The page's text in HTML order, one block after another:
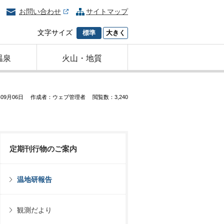
お問い合わせ サイトマップ
文字サイズ 標準 大きく
泉 火山・地質
月06日 作成者：ウェブ管理者 閲覧数：3,240
定期刊行物のご案内
温地研報告
観測だより